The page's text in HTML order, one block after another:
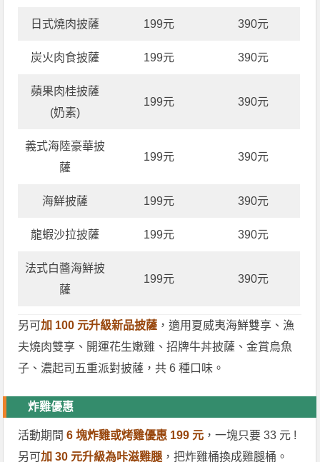
日式燒肉披薩 199元 390元
炭火肉食披薩 199元 390元
蘋果肉桂披薩
(奶素)
199元 390元
義式海陸豪華披
薩
199元 390元
海鮮披薩 199元 390元
龍蝦沙拉披薩 199元 390元
法式白醬海鮮披
薩
199元 390元
另可加 100 元升級新品披薩 ，適用夏威夷海鮮雙享、漁
夫燒肉雙享、開運花生嫩雞、招牌牛丼披薩、金賞烏魚
子、濃起司五重派對披薩，共 6 種口味。
炸雞優惠
活動期間 6 塊炸雞或烤雞優惠 199 元 ，一塊只要 33 元 !
另可加 30 元升級為咔滋雞腿 ，把炸雞桶換成雞腿桶。